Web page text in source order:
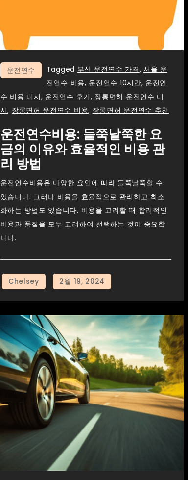
운전연수 Tagged 부산 운전연수 가격,서울 운
전연수 비용, 운전연수 10시간, 운전연
수 비용 디시, 운전연수 후기, 장롱면허 운전연수 디
시, 장롱면허 운전연수 비용, 장롱면허 운전연수 추천
운전연수비용: 들쭉날쭉한 요
금의 이유와 효율적인 비용 관
리 방법
운전연수비용은 다양한 요인에 따라 들쭉날쭉할 수
있습니다. 그러나 비용을 효율적으로 관리하고 최소
화하는 방법도 있습니다. 비용을 고려할 때 합리적인
비용과 품질을 모두 고려하여 선택하는 것이 중요합
니다.